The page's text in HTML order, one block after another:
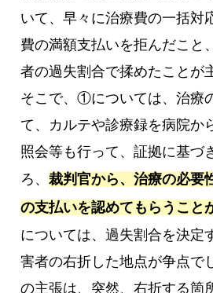
いて、早々に治療費の一括対
費の満額支払いを拒んだこ
者の過失割合で揉めたことが
そこで、①については、治療
て、カルテや診療録を病院か
照会等も行って、証拠に基づ
ろ、裁判官から、治療の必要
の支払いを認めてもらうこと
については、過失割合を決定
害者の右折した地点が争点で
の主張は、突然、右折する箇